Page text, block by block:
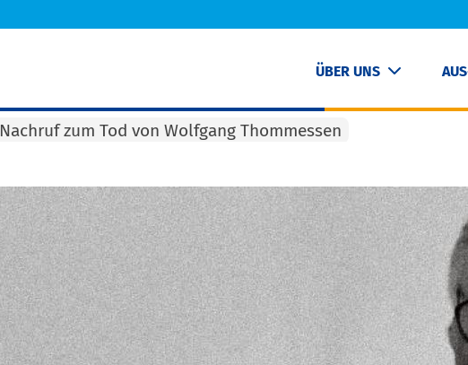
ÜBER UNS
Nachruf zum Tod von Wolfgang Thommessen